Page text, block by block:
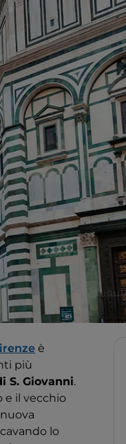
è
più
S. Giovanni.
e il vecchio
lo